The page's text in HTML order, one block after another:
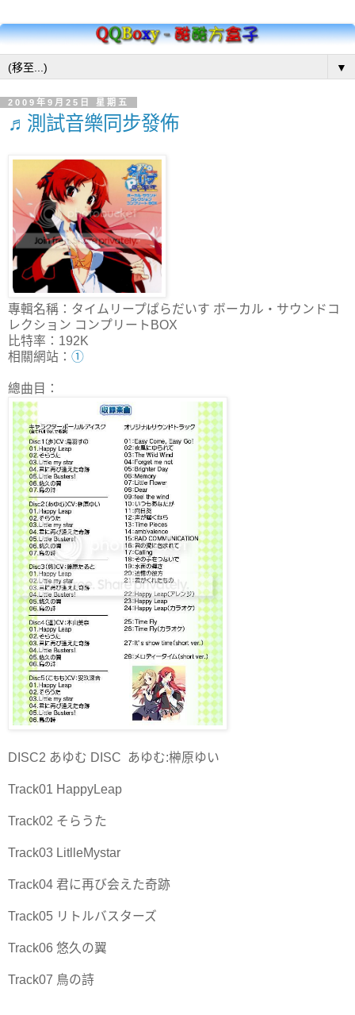
▼
2009年9月25日 星期五
♬測試音樂同步發佈
專輯名稱：タイムリープぱらだいす ボーカル・サウンドコ
レクション コンプリートBOX
比特率：192K
相關網站： ①
總曲目：
DISC2 あゆむ DISC あゆむ:榊原ゆい
Track01 HappyLeap
Track02 そらうた
Track03 LitlleMystar
Track04 君に再び会えた奇跡
Track05 リトルバスターズ
Track06 悠久の翼
Track07 鳥の詩